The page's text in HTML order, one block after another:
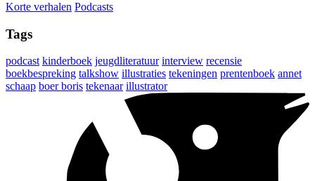
Korte verhalen Podcasts
Tags
podcast kinderboek jeugdliteratuur interview recensie
boekbespreking talkshow illustraties tekeningen prentenboek annet
schaap boer boris tekenaar illustrator